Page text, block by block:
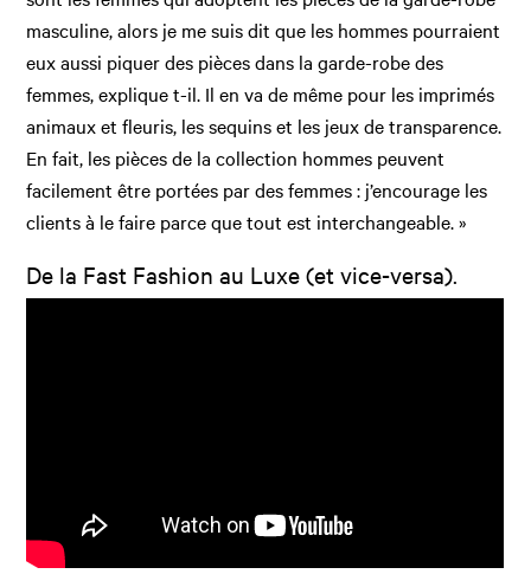
masculine, alors je me suis dit que les hommes pourraient
eux aussi piquer des pièces dans la garde-robe des
femmes, explique t-il. Il en va de même pour les imprimés
animaux et fleuris, les sequins et les jeux de transparence.
En fait, les pièces de la collection hommes peuvent
facilement être portées par des femmes : j’encourage les
clients à le faire parce que tout est interchangeable. »
De la Fast Fashion au Luxe (et vice-versa).